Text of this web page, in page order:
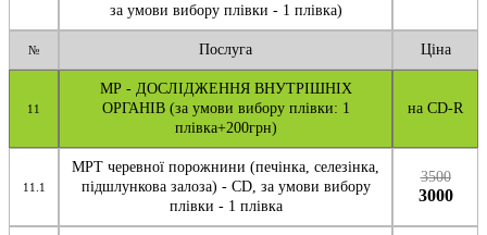
за умови вибору плівки - 1 плівка)
№ Послуга Ціна
11
МР - ДОСЛІДЖЕННЯ ВНУТРІШНІХ
ОРГАНІВ (за умови вибору плівки: 1
плівка+200грн)
на CD-R
11.1
МРТ черевної порожнини (печінка, селезінка,
підшлункова залоза) - CD, за умови вибору
плівки - 1 плівка
3500
3000